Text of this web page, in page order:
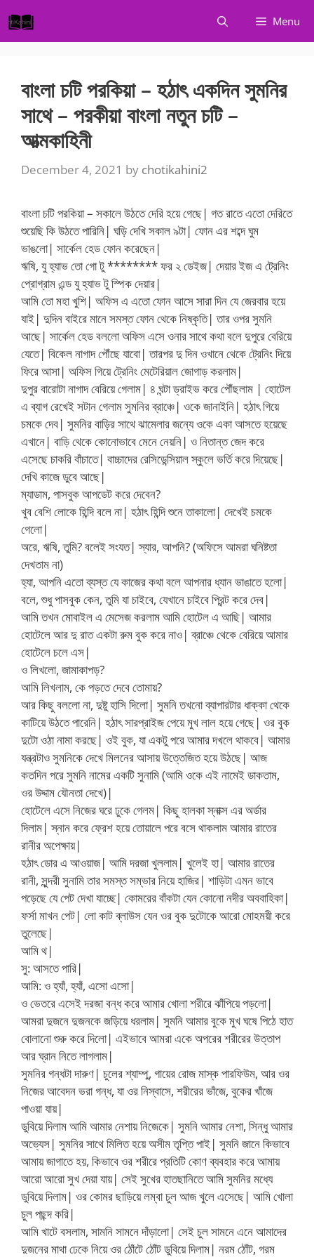
to
content
Menu
বাংলা চটি পরকিয়া – হঠাৎ একদিন সুমনির
সাথে – পরকীয়া বাংলা নতুন চটি –
আত্মকাহিনী
December 4, 2021 by chotikahini2
বাংলা চটি পরকিয়া – সকালে উঠতে দেরি হয়ে গেছে| গত রাতে এতো দেরিতে
শুয়েছি কি উঠতে পারিনি| ঘড়ি দেখি সকাল ৯টা| ফোন এর শব্দে ঘুম
ভাঙলো| সার্কেল হেড ফোন করেছেন|
ঋষি, যু হ্যাভ তো গো টু ******** ফর ২ ডেইজ| দেয়ার ইজ এ ট্রেনিং
প্রোগ্রাম এন্ড যু হ্যাভ টু স্পিক দেয়ার|
আমি তো মহা খুশি| অফিস এ এতো ফোন আসে সারা দিন যে জেরবার হয়ে
যাই| দুদিন বাইরে মানে সমস্ত ফোন থেকে নিষ্কৃতি| তার ওপর সুমনি
আছে| সার্কেল হেড বললো অফিস এসে ওনার সাথে কথা বলে দুপুরে বেরিয়ে
যেতে| বিকেল নাগাদ পৌঁছে যাবো| তারপর দু দিন ওখানে থেকে ট্রেনিং দিয়ে
ফিরে আসা| অফিস গিয়ে ট্রেনিং মেটেরিয়াল জোগাড় করলাম|
দুপুর বারোটা নাগাদ বেরিয়ে গেলাম| ৪ ঘন্টা ড্রাইভ করে পৌঁছলাম | হোটেল
এ ব্যাগ রেখেই সটান গেলাম সুমনির ব্রাঞ্চে| ওকে জানাইনি| হঠাৎ গিয়ে
চমকে দেব| সুমনির বাড়ির সাথে ঝামেলার জন্যে ওকে একা আসতে হয়েছে
এখানে| বাড়ি থেকে কোনোভাবে মেনে নেয়নি| ও নিতান্ত জেদ করে
এসেছে চাকরি বাঁচাতে| বাচ্চাদের রেসিডেন্সিয়াল স্কুলে ভর্তি করে দিয়েছে|
দেখি কাজে ডুবে আছে|
ম্যাডাম, পাসবুক আপডেট করে দেবেন?
খুব বেশি লোকে হিন্দি বলে না| হঠাৎ হিন্দি শুনে তাকালো| দেখেই চমকে
গেলো|
অরে, ঋষি, তুমি? বলেই সংযত| স্যার, আপনি? (অফিসে আমরা ঘনিষ্টতা
দেখতাম না)
হ্যা, আপনি এতো ব্যস্ত যে কাজের কথা বলে আপনার ধ্যান ভাঙাতে হলো|
বলে, শুধু পাসবুক কেন, তুমি যা চাইবে, যেখানে চাইবে প্রিন্ট করে দেব|
আমি তখন মোবাইল এ মেসেজ করলাম আমি হোটেল এ আছি| আমার
হোটেলে আর দু রাত একটা রুম বুক করে নাও| ব্রাঞ্চে থেকে বেরিয়ে আমার
হোটেলে চলে এস|
ও লিখলো, জামাকাপড়?
আমি লিখলাম, কে পড়তে দেবে তোমায়?
আর কিছু বললো না, দুষ্টু হাসি দিলো| সুমনি তখনো ব্যাপারটার ধাক্কা থেকে
কাটিয়ে উঠতে পারেনি| হঠাৎ সারপ্রাইজ পেয়ে মুখ লাল হয়ে গেছে| ওর বুক
দুটো ওঠা নামা করছে| ওই বুক, যা একটু পরে আমার দখলে থাকবে| আমার
যন্ত্রটাও সুমনিকে দেখে মিলনের আসায় উত্তেজিত হয়ে উঠছে| আজ
কতদিন পরে সুমনি নামের একটি সুনামি (আমি ওকে এই নামেই ডাকতাম,
ওর উদ্দাম যৌনতা দেখে)|
হোটেলে এসে নিজের ঘরে ঢুকে গেলম| কিছু হালকা স্নাক্স এর অর্ডার
দিলাম| স্নান করে ফ্রেশ হয়ে তোয়ালে পরে বসে থাকলাম আমার রাতের
রানীর অপেক্ষায়|
হঠাৎ ডোর এ আওয়াজ| আমি দরজা খুললাম| খুলেই হা| আমার রাতের
রানী, সুন্দরী সুনামি তার সমস্ত সম্ভার নিয়ে হাজির| শাড়িটা এমন ভাবে
পড়েছে যে পেট দেখা যাচ্ছে| কোমরের বাঁকটা যেন কোনো নদীর অববাহিকা|
ফর্সা মাখন পেট| লো কাট ব্লাউস যেন ওর বুক দুটোকে আরো মোহময়ী করে
তুলেছে|
আমি থ|
সু: আসতে পারি|
আমি: ও হ্যাঁ, হ্যাঁ, এসো এসো|
ও ভেতরে এসেই দরজা বন্ধ করে আমার খোলা শরীরে ঝাঁপিয়ে পড়লো|
আমরা দুজনে দুজনকে জড়িয়ে ধরলাম| সুমনি আমার বুকে মুখ ঘষে পিঠে হাত
বোলানো শুরু করে দিলো| এইভাবে আমরা একে অপরের শরীরের উত্তাপ
আর ঘ্রান নিতে লাগলাম|
সুমনির গন্ধটা দারুণ| চুলের শ্যাম্পু, গায়ের রোজ মাস্ক পারফিউম, আর ওর
নিজের আবেদন ভরা গন্ধ, যা ওর নিস্বাসে, শরীরের ভাঁজে, বুকের খাঁজে
পাওয়া যায়|
ডুবিয়ে দিলাম আমি আমার নেশায় নিজেকে| সুমনি আমার নেশা, সিন্ধু আমার
অভ্যেস| সুমনির সাথে মিলিত হয়ে অসীম তৃপ্তি পাই| সুমনি জানে কিভাবে
আমায় জাগাতে হয়, কিভাবে ওর শরীরে প্রতিটি কোণ ব্যবহার করে আমায়
আরো আরো সুখ দেয়া যায়| সেই সুখের হাতছানিতে আমি সুমনির মধ্যে
ডুবিয়ে দিলাম| ওর কোমর ছাড়িয়ে লম্বা চুল আজ খুলে এসেছে| আমি খোলা
চুল পছন্দ করি|
আমি খাটে বসলাম, সামনি সামনে দাঁড়ালো| সেই চুল সামনে এনে আমাদের
দুজনের মাথা ঢেকে নিয়ে ওর ঠোঁটে ঠোঁট ডুবিয়ে দিলাম| নরম ঠোঁট, গরম